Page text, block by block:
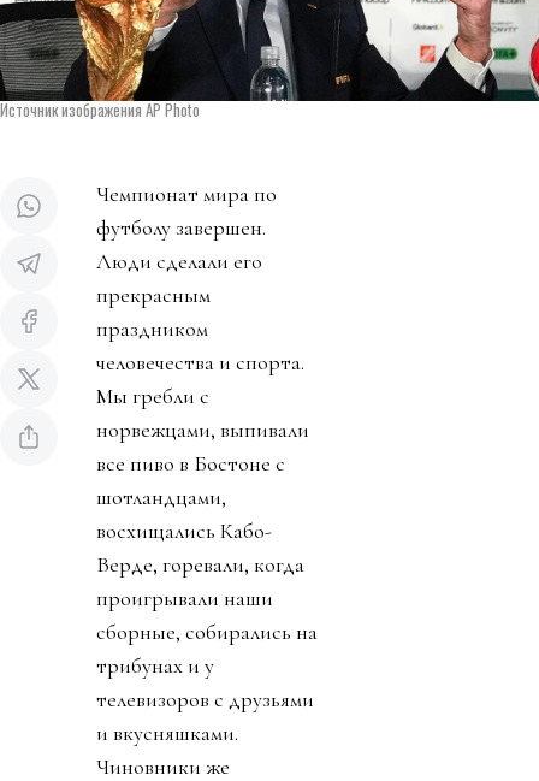
Источник изображения AP Photo
Чемпионат мира по
футболу завершен.
Люди сделали его
прекрасным
праздником
человечества и спорта.
Мы гребли с
норвежцами, выпивали
все пиво в Бостоне с
шотландцами,
восхищались Кабо-
Верде, горевали, когда
проигрывали наши
сборные, собирались на
трибунах и у
телевизоров с друзьями
и вкусняшками.
Чиновники же